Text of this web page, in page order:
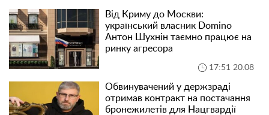
Від Криму до Москви:
український власник Domino
Антон Шухнін таємно працює на
ринку агресора
17:51 20.08
Обвинувачений у держзраді
отримав контракт на постачання
бронежилетів для Нацгвардії